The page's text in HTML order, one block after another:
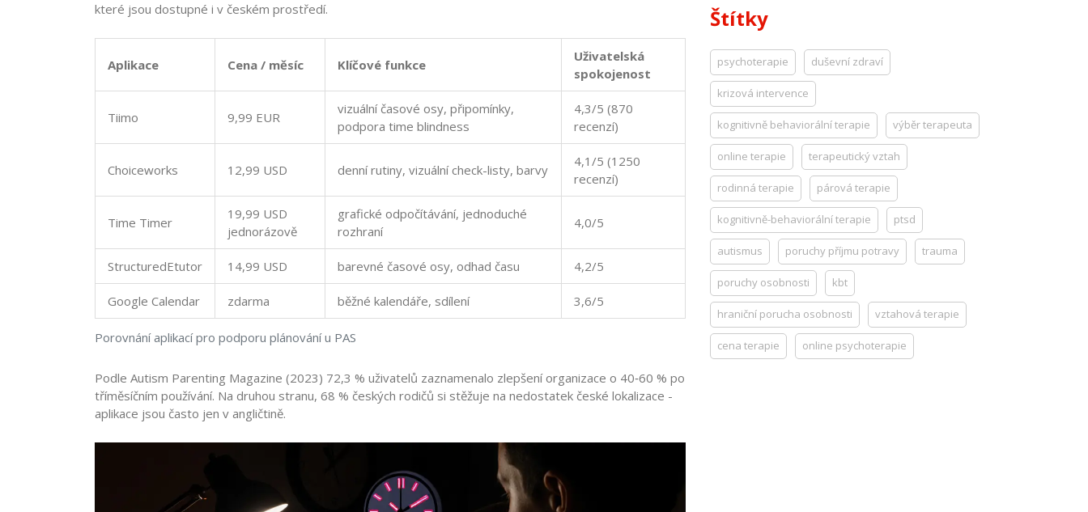
které jsou dostupné i v českém prostředí.
Porovnání aplikací pro podporu plánování u PAS
Aplikace Cena / měsíc Klíčové funkce
Uživatelská
spokojenost
Tiimo 9,99 EUR
vizuální časové osy, připomínky,
podpora time blindness
4,3/5 (870
recenzí)
Choiceworks 12,99 USD denní rutiny, vizuální check-listy, barvy
4,1/5 (1250
recenzí)
Time Timer
19,99 USD
jednorázově
grafické odpočítávání, jednoduché
rozhraní
4,0/5
StructuredEtutor 14,99 USD barevné časové osy, odhad času 4,2/5
Google Calendar zdarma běžné kalendáře, sdílení 3,6/5
Podle Autism Parenting Magazine (2023) 72,3 % uživatelů zaznamenalo zlepšení organizace o 40‑60 % po
tříměsíčním používání. Na druhou stranu, 68 % českých rodičů si stěžuje na nedostatek české lokalizace -
aplikace jsou často jen v angličtině.
Štítky
psychoterapie duševní zdraví
krizová intervence
kognitivně behaviorální terapie výběr terapeuta
online terapie terapeutický vztah
rodinná terapie párová terapie
kognitivně-behaviorální terapie ptsd
autismus poruchy příjmu potravy trauma
poruchy osobnosti kbt
hraniční porucha osobnosti vztahová terapie
cena terapie online psychoterapie